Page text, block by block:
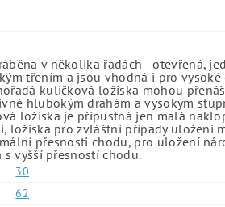
v několika řadách - otevřená,
třením a jsou vhodná i pro vysoké
kuličková ložiska mohou
hlubokým drahám a vysokým
ložiska je přípustná jen malá
ložiska pro zvláštní případy uložení
přesnosti chodu, pro uložení
vyšší přesností chodu.
30
62